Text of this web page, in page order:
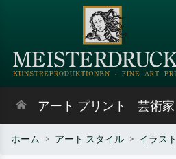
アート プリント 芸術家
ホーム アート スタイル イラスト